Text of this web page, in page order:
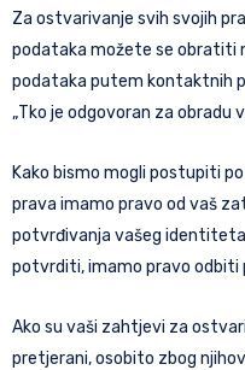
Za ostvarivanje svih svojih
podataka možete se obratiti
podataka putem kontaktnih
„Tko je odgovoran za obradu
Kako bismo mogli postupiti
prava imamo pravo od vaš
potvrđivanja vašeg
potvrditi, imamo pravo odbiti
Ako su vaši zahtjevi za
pretjerani, osobito zbog